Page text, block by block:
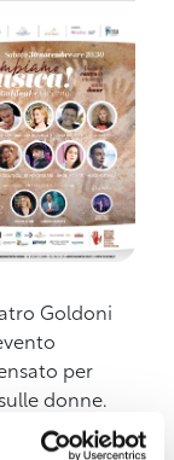
Goldoni
per
donne.
sono